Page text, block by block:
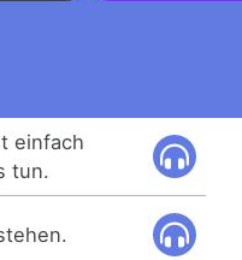
einfach
tun.